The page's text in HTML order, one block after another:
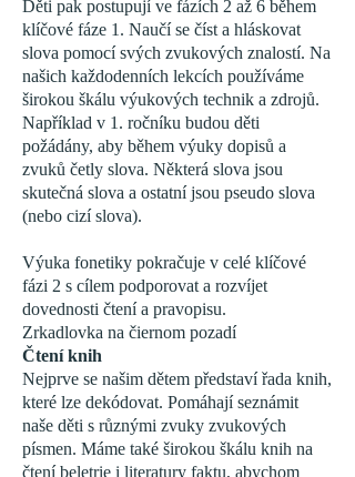
Děti pak postupují ve fázích 2 až 6 během
klíčové fáze 1. Naučí se číst a hláskovat
slova pomocí svých zvukových znalostí. Na
našich každodenních lekcích používáme
širokou škálu výukových technik a zdrojů.
Například v 1. ročníku budou děti
požádány, aby během výuky dopisů a
zvuků četly slova. Některá slova jsou
skutečná slova a ostatní jsou pseudo slova
(nebo cizí slova).
Výuka fonetiky pokračuje v celé klíčové
fázi 2 s cílem podporovat a rozvíjet
dovednosti čtení a pravopisu.
Zrkadlovka na čiernom pozadí
Čtení knih
Nejprve se našim dětem představí řada knih,
které lze dekódovat. Pomáhají seznámit
naše děti s různými zvuky zvukových
písmen. Máme také širokou škálu knih na
čtení beletrie i literatury faktu, abychom